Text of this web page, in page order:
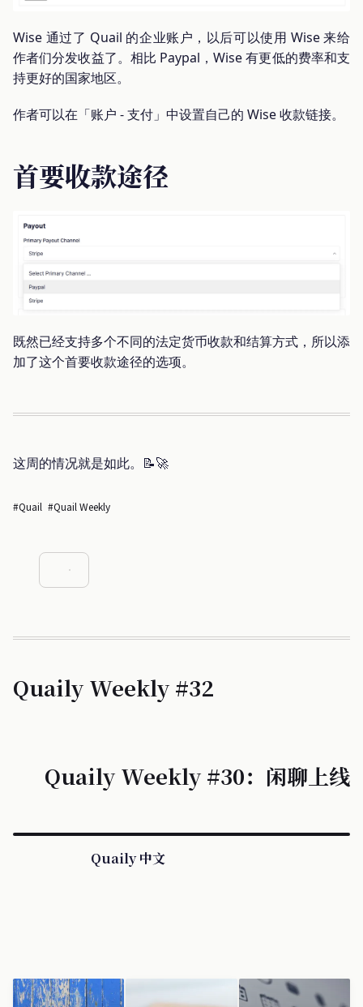
Wise 通过了 Quail 的企业账户，以后可以使用 Wise 来给
作者们分发收益了。相比 Paypal，Wise 有更低的费率和支
持更好的国家地区。
作者可以在「账户 - 支付」中设置自己的 Wise 收款链接。
首要收款途径
既然已经支持多个不同的法定货币收款和结算方式，所以添
加了这个首要收款途径的选项。
这周的情况就是如此。📝🚀
#Quail #Quail Weekly
Quaily Weekly #32
Quaily Weekly #30：闲聊上线
Quaily 中文